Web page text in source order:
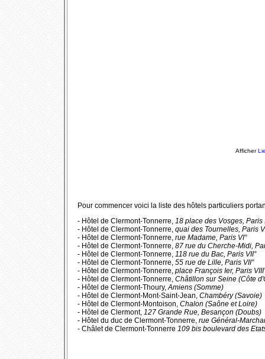
Afficher
Pour commencer voici la liste des hôtels particuliers
- Hôtel de Clermont-Tonnerre, 18 place des Vosges, Paris
- Hôtel de Clermont-Tonnerre, quai des Tournelles, Paris
- Hôtel de Clermont-Tonnerre, rue Madame, Paris VI°
- Hôtel de Clermont-Tonnerre, 87 rue du Cherche-Midi,
- Hôtel de Clermont-Tonnerre, 118 rue du Bac, Paris VII°
- Hôtel de Clermont-Tonnerre, 55 rue de Lille, Paris VII°
- Hôtel de Clermont-Tonnerre, place François Ier, Paris
- Hôtel de Clermont-Tonnerre, Châtillon sur Seine (Côte
- Hôtel de Clermont-Thoury,Amiens (Somme)
- Hôtel de Clermont-Mont-Saint-Jean, Chambéry (Savoie)
- Hôtel de Clermont-Montoison, Chalon (Saône et Loire)
- Hôtel de Clermont, 127 Grande Rue, Besançon (Doubs)
- Hôtel du duc de Clermont-Tonnerre, rue Général-
- Châlet de Clermont-Tonnerre 109 bis boulevard des